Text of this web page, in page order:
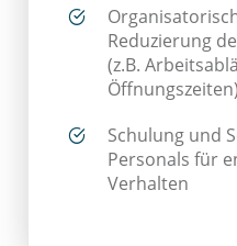
Reduzierung
(z.B.
Öffnungszeiten)
Schulung und
Personals für
Verhalten